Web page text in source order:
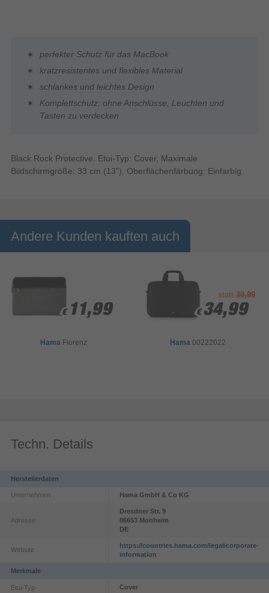
perfekter Schutz für das MacBook
kratzresistentes und flexibles Material
schlankes und leichtes Design
Komplettschutz, ohne Anschlüsse, Leuchten und
Tasten zu verdecken
Black Rock Protective. Etui-Typ: Cover, Maximale
Bildschirmgröße: 33 cm (13"), Oberflächenfärbung: Einfarbig
Andere Kunden kauften auch
€ 11,99
€ 11,99
Hama Florenz
statt39,99
€ 34,99
€ 34,99
Hama00222022
Techn. Details
Herstellerdaten
Unternehmen Hama GmbH & Co KG
Adresse
Dresdner Str. 9
86653 Monheim
DE
Website
https://countries.hama.com/legal/corporate-
information
Merkmale
Etui-Typ Cover